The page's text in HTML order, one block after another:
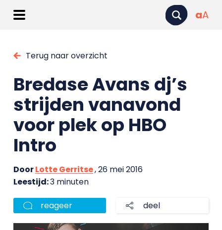
aA
Terug naar overzicht
Bredase Avans dj’s
strijden vanavond
voor plek op HBO
Intro
DoorLotte Gerritse, 26 mei 2016
Leestijd:3 minuten
reageer deel